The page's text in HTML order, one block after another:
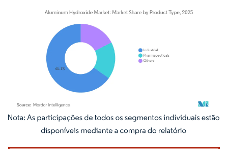
Imagem © Mordor Intelligence. O reuso requer atribuição conforme CC BY 4.0.